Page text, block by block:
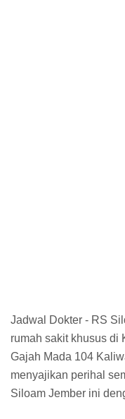
Jadwal Dokter - RS
rumah sakit khusus di
Gajah Mada 104
menyajikan perihal
Siloam Jember ini